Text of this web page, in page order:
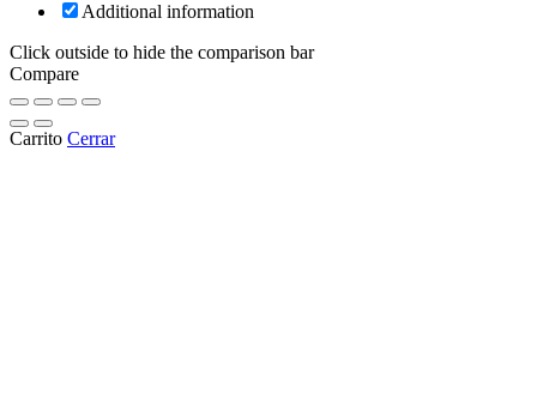
Additional information
Click outside to hide the comparison bar
Compare
Carrito Cerrar